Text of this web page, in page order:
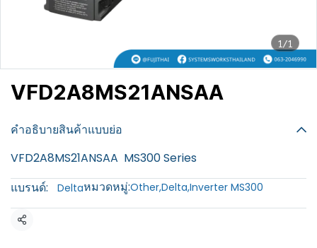
1/1
VFD2A8MS21ANSAA
คำอธิบายสินค้าแบบย่อ
VFD2A8MS21ANSAA MS300 Series
แบรนด์:
Deltaหมวดหมู่:Other,Delta,Inverter MS300
แชร์